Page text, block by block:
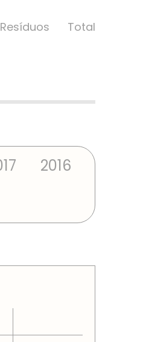
Resí­duos Total
2016